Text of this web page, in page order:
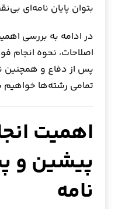
بتوان پایان نامه‌ای
در ادامه به بررسی
اصلاحات، نحوه انجام
پس از دفاع و همچنین
تمامی رشته‌ها خواهیم
اهمیت
پیشین و
نامه